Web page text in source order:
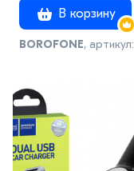
В корзину
BOROFONE, артикул: